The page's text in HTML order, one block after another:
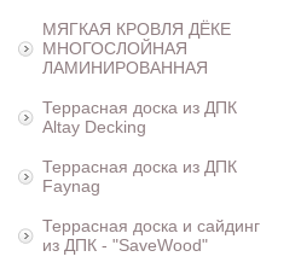
МЯГКАЯ КРОВЛЯ ДЁКЕ
МНОГОСЛОЙНАЯ
ЛАМИНИРОВАННАЯ
Террасная доска из ДПК
Altay Decking
Террасная доска из ДПК
Faynag
Террасная доска и сайдинг
из ДПК - "SaveWood"